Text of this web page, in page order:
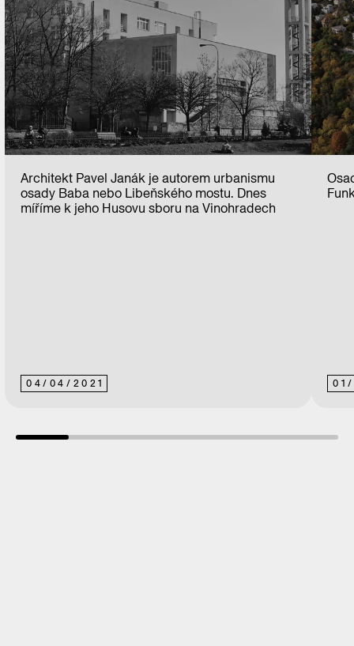
04/ 04/ 2021
Architekt Pavel Janák je autorem urbanismu
osady Baba nebo Libeňského mostu. Dnes
míříme k jeho Husovu sboru na Vinohradech
01/